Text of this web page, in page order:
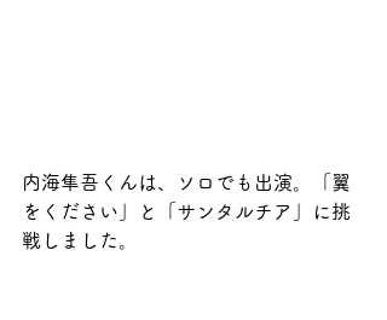
内海隼吾くんは、ソロでも出演。「翼
をください」と「サンタルチア」に挑
戦しました。